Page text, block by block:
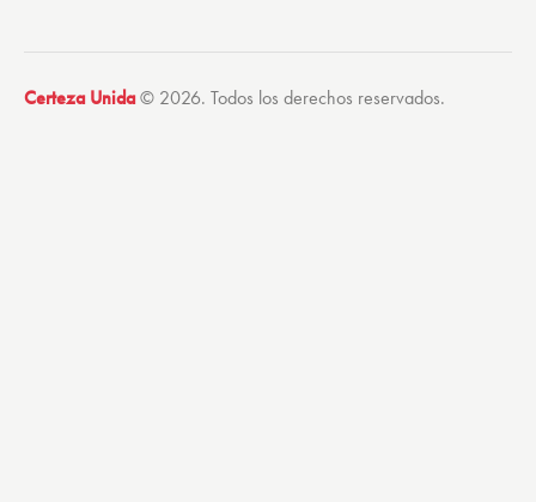
Certeza Unida© 2026. Todos los derechos reservados.